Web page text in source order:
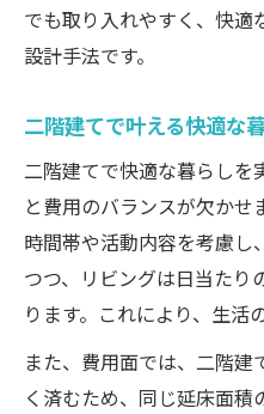
でも取り入れやすく、快適
設計手法です。
二階建てで叶える快適な
二階建てで快適な暮らしを
と費用のバランスが欠か
時間帯や活動内容を考慮し
つつ、リビングは日当たり
ります。これにより、生活
また、費用面では、二階
く済むため、同じ延床面積